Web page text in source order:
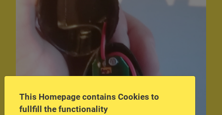
This Homepage contains Cookies to
fullfill the functionality